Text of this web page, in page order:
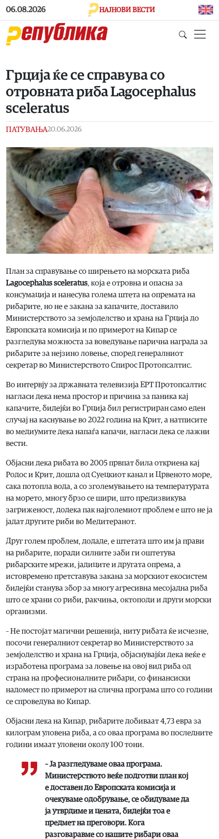
Skip to main content
06.08.2026 НАЈНОВИ ВЕСТИ
Грција ќе се справува со
отровната риба Lagocephalus
sceleratus
ПАТУВАЊА20.06.2026
План за справување со ширењето на морската риба
Lagocephalus sceleratus, која е отровна и опасна за
консумација и нанесува голема штета на опремата на
рибарите, но не е закана за капачите, доставило
Министерството за земјоделство и храна на Грција до
Европската комисија и по примерот на Кипар се
разгледува можноста за воведување парична награда за
рибарите за нејзино ловење, според генералниот
секретар во Министерството Спирос Протопсалтис.
Во интервју за државната телевизија ЕРТ Протопсалтис
нагласи дека нема простор и причина за паника кај
капачите, бидејќи во Грција бил регистриран само еден
случај на каснување во 2022 година на Крит, а натписите
во медиумите дека напаѓа капачи, нагласи дека се лажни
вести.
Објасни дека рибата во 2005 првпат била откриена кај
Родос и Крит, дошла од Суецкиот канал и Црвеното море,
сака потопла вода, а со зголемувањето на температурата
на морето, многу брзо се шири, што предизвикува
загриженост, додека пак најголемиот проблем е што не ја
јадат другите риби во Медитеранот.
Друг голем проблем, додаде, е штетата што им ја прави
на рибарите, поради силните заби ги оштетува
рибарските мрежи, јадиците и другата опрема, а
истовремено претставува закана за морскиот екосистем
бидејќи станува збор за многу агресивна месојадна риба
што се храни со риби, ракчиња, октоподи и други морски
организми.
– Не постојат магични решенија, ниту рибата ќе исчезне,
посочи генералниот секретар во Министерството за
земјоделство и храна на Грција, објаснувајќи дека веќе е
изработена програма за ловење на овој вид риба од
страна на професионалните рибари, со финансиски
надомест по примерот на слична програма што со години
се спроведува во Кипар.
Објасни дека на Кипар, рибарите добиваат 4,73 евра за
килограм уловена риба, а со оваа програма во последните
години имаат уловени околу 100 тони.
– Ја разгледуваме оваа програма.
Министерството веќе подготви план кој
е доставен до Европската комисија и
очекуваме одобрување, се обидуваме да
ја утврдиме и цената, бидејќи тоа е
предмет на преговори. Кога
разговаравме со нашите рибари оваа